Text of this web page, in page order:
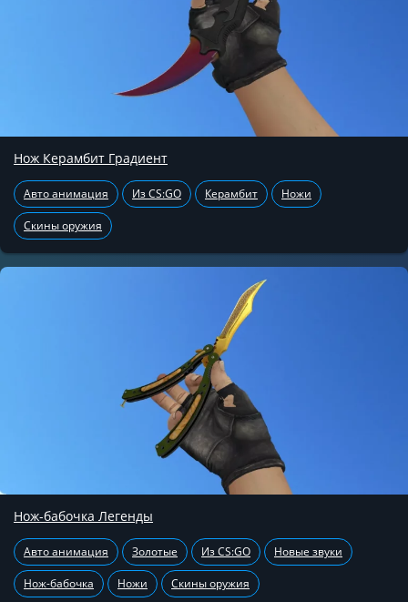
Нож Керамбит Градиент
Авто анимация Из CS:GO Керамбит Ножи
Скины оружия
Нож-бабочка Легенды
Авто анимация Золотые Из CS:GO Новые звуки
Нож-бабочка Ножи Скины оружия